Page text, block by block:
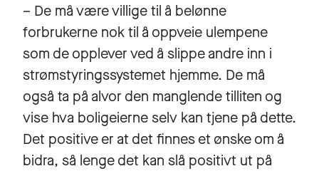
– De må være villige til å belønne
forbrukerne nok til å oppveie ulempene
som de opplever ved å slippe andre inn i
strømstyringssystemet hjemme. De må
også ta på alvor den manglende tilliten og
vise hva boligeierne selv kan tjene på dette.
Det positive er at det finnes et ønske om å
bidra, så lenge det kan slå positivt ut på